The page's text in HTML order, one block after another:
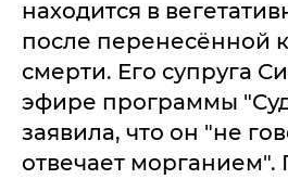
находится в
после перенесённой
смерти. Его супруга
эфире программы
заявила, что он "не
отвечает морганием".